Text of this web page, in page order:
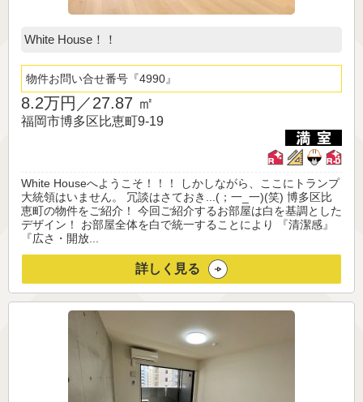
White House！！
物件お問い合せ番号 4990
8.2万円／27.87 ㎡
福岡市博多区比恵町9-19
White Houseへようこそ！！！ しかしながら、ここにトランプ
大統領はいません。 冗談はさておき...(；一_一)(笑) 博多区比
恵町の物件をご紹介！ 今回ご紹介するお部屋は白を基調とした
デザイン！ お部屋全体を白で統一することにより 『清潔感』
『広さ・開放...
詳しく見る